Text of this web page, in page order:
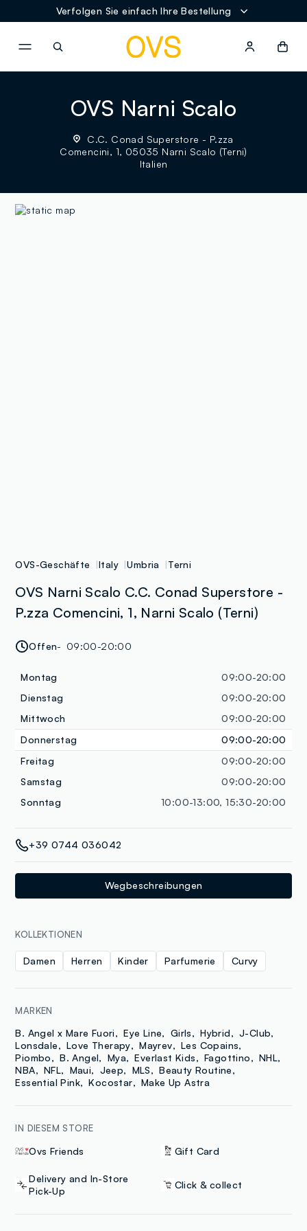
Verfolgen Sie einfach Ihre Bestellung
OVS Narni Scalo
C.C. Conad Superstore - P.zza
Comencini, 1, 05035 Narni Scalo (Terni)
Italien
OVS-Geschäfte Italy Umbria Terni
OVS Narni Scalo C.C. Conad Superstore -
P.zza Comencini, 1, Narni Scalo (Terni)
Offen 09:00-20:00
Montag
09:00-20:00
Dienstag
09:00-20:00
Mittwoch
09:00-20:00
Donnerstag
09:00-20:00
Freitag
09:00-20:00
Samstag
09:00-20:00
Sonntag
10:00-13:00, 15:30-20:00
+39 0744 036042
Wegbeschreibungen
KOLLEKTIONEN
Damen Herren Kinder Parfumerie Curvy
MARKEN
B. Angel x Mare Fuori Eye Line Girls Hybrid
J-Club
Lonsdale
Love Therapy Mayrev
Les Copains
Piombo
B. Angel Mya Everlast Kids Fagottino
NHL
NBA
NFL Maui Jeep MLS
Beauty Routine
Essential Pink
Kocostar Make Up Astra
IN DIESEM STORE
Ovs Friends Gift Card
Delivery and In-Store
Pick-Up
Click & collect